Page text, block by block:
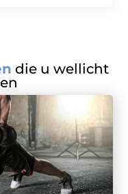
die u wellicht